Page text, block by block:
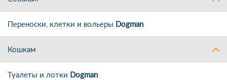
Переноски, клетки и вольеры Dogman
Кошкам
Туалеты и лотки Dogman